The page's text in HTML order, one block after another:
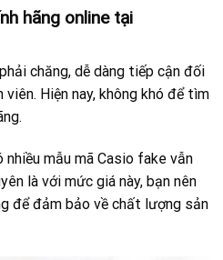
hãng online tại
chăng, dễ dàng tiếp cận đối
Hiện nay, không khó để tìm
mẫu mã Casio fake vẫn
là với mức giá này, bạn nên
để đảm bảo về chất lượng sản